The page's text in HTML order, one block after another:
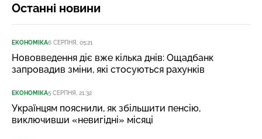
Останні новини
ЕКОНОМІКА6 СЕРПНЯ, 05:21
Нововведення діє вже кілька днів: Ощадбанк
запровадив зміни, які стосуються рахунків
ЕКОНОМІКА5 СЕРПНЯ, 21:32
Українцям пояснили, як збільшити пенсію,
виключивши «невигідні» місяці